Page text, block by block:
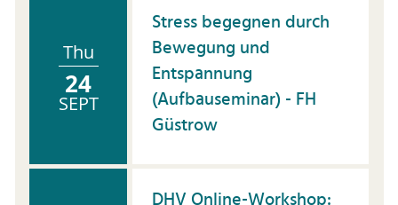
Thu
24
SEPT
Stress begegnen durch
Bewegung und
Entspannung
(Aufbauseminar) - FH
Güstrow